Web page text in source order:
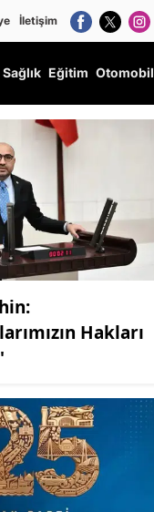
İletişim
Sağlık Eğitim Otomobil
Hakları